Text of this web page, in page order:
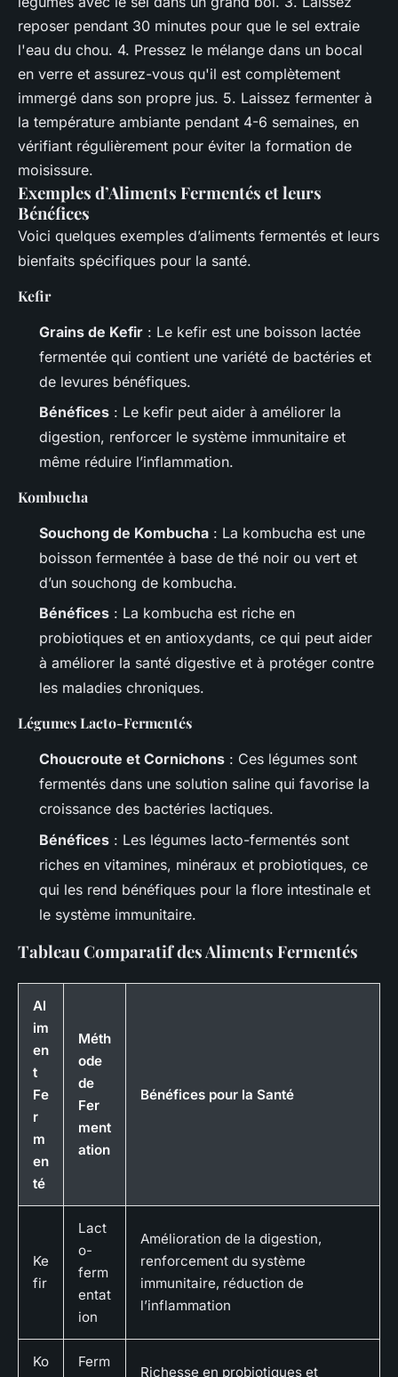
reposer pendant 30 minutes pour que le sel extraie
l'eau du chou. 4. Pressez le mélange dans un bocal
en verre et assurez-vous qu'il est complètement
immergé dans son propre jus. 5. Laissez fermenter à
la température ambiante pendant 4-6 semaines, en
vérifiant régulièrement pour éviter la formation de
moisissure.
Exemples d’Aliments Fermentés et leurs
Bénéfices
Voici quelques exemples d’aliments fermentés et leurs
bienfaits spécifiques pour la santé.
Kefir
Grains de Kefir : Le kefir est une boisson lactée
fermentée qui contient une variété de bactéries et
de levures bénéfiques.
Bénéfices : Le kefir peut aider à améliorer la
digestion, renforcer le système immunitaire et
même réduire l’inflammation.
Kombucha
Souchong de Kombucha : La kombucha est une
boisson fermentée à base de thé noir ou vert et
d’un souchong de kombucha.
Bénéfices : La kombucha est riche en
probiotiques et en antioxydants, ce qui peut aider
à améliorer la santé digestive et à protéger contre
les maladies chroniques.
Légumes Lacto-Fermentés
Choucroute et Cornichons : Ces légumes sont
fermentés dans une solution saline qui favorise la
croissance des bactéries lactiques.
Bénéfices : Les légumes lacto-fermentés sont
riches en vitamines, minéraux et probiotiques, ce
qui les rend bénéfiques pour la flore intestinale et
le système immunitaire.
Tableau Comparatif des Aliments Fermentés
Al
im
en
t
Fe
r
m
en
té
Méth
ode
de
Fer
ment
ation
Bénéfices pour la Santé
Ke
fir
Lact
o-
ferm
entat
ion
Amélioration de la digestion,
renforcement du système
immunitaire, réduction de
l’inflammation
Ko
Ferm
Richesse en probiotiques et